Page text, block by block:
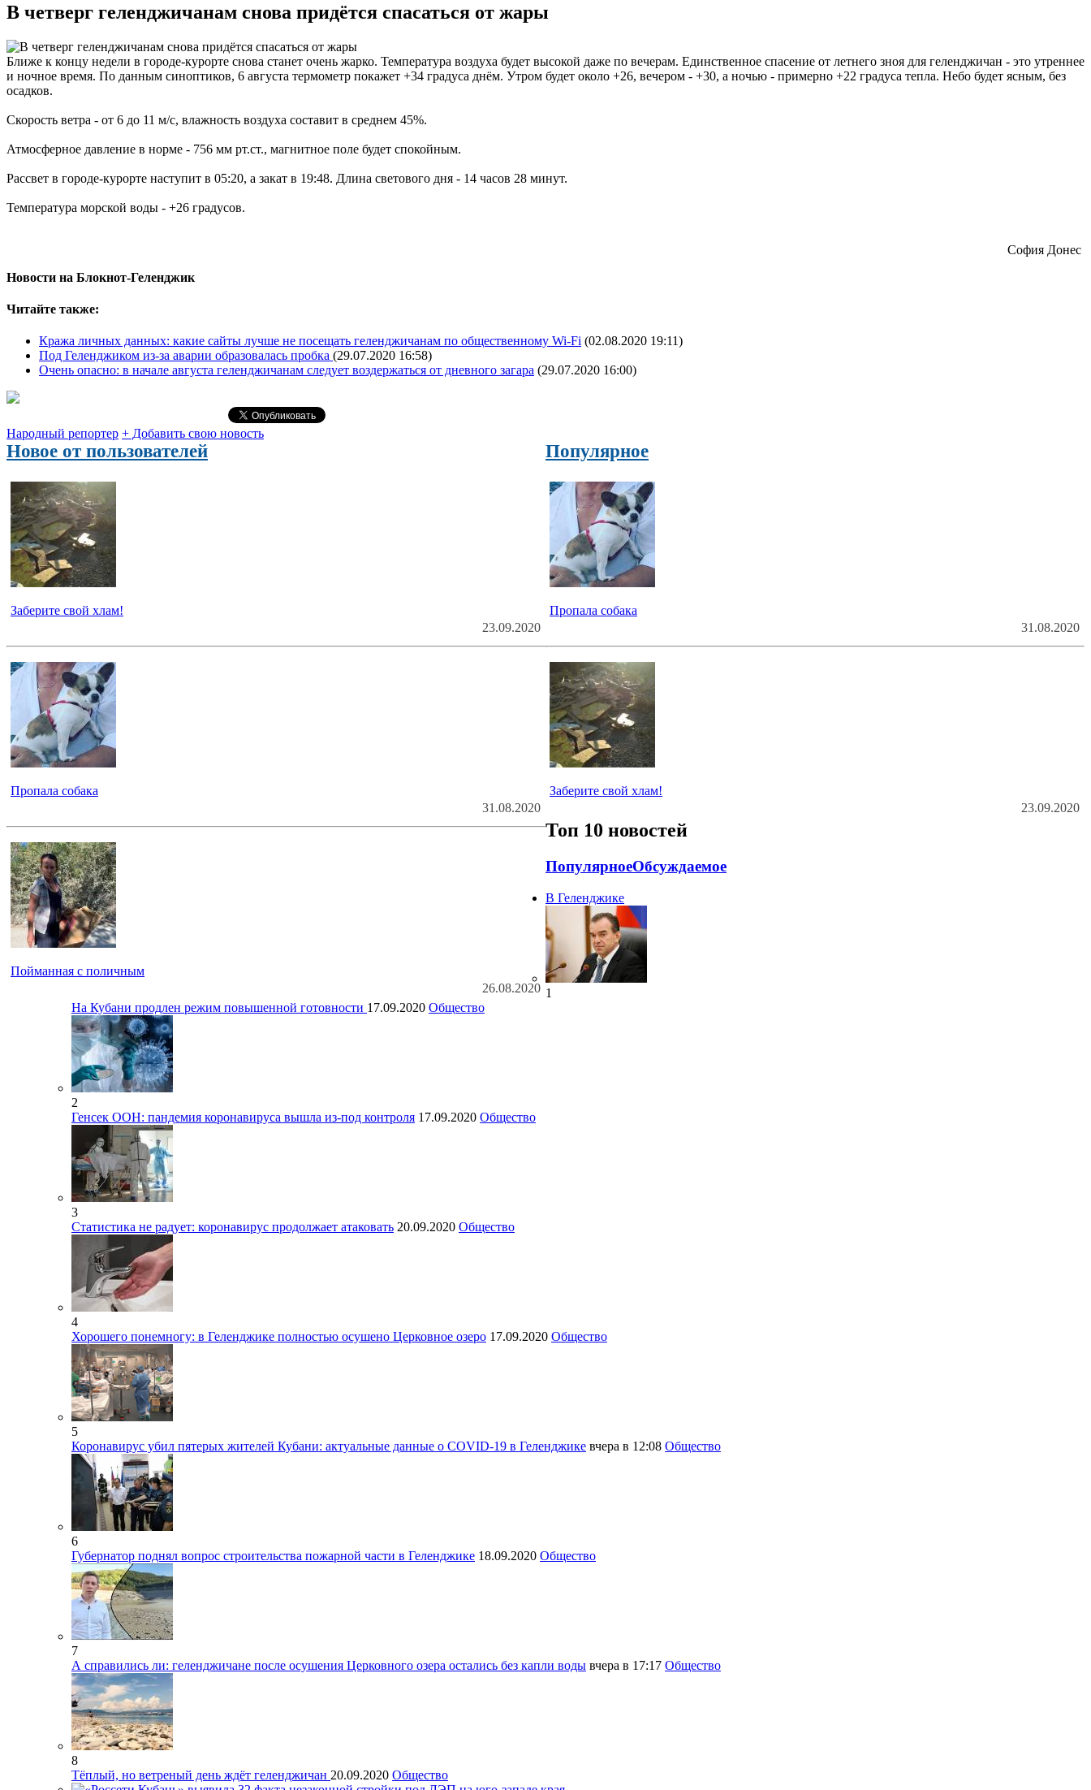
В четверг геленджичанам снова придётся спасаться от жары
Ближе к концу недели в городе-курорте снова станет очень жарко. Температура воздуха будет высокой даже по вечерам. Единственное спасение от летнего зноя для геленджичан - это утреннее
и ночное время. По данным синоптиков, 6 августа термометр покажет +34 градуса днём. Утром будет около +26, вечером - +30, а ночью - примерно +22 градуса тепла. Небо будет ясным, без
осадков.
Скорость ветра - от 6 до 11 м/с, влажность воздуха составит в среднем 45%.
Атмосферное давление в норме - 756 мм рт.ст., магнитное поле будет спокойным.
Рассвет в городе-курорте наступит в 05:20, а закат в 19:48. Длина светового дня - 14 часов 28 минут.
Температура морской воды - +26 градусов.
София Донес
Новости на Блoкнoт-Геленджик
Читайте также:
Кража личных данных: какие сайты лучше не посещать геленджичанам по общественному Wi-Fi (02.08.2020 19:11)
Под Геленджиком из-за аварии образовалась пробка (29.07.2020 16:58)
Очень опасно: в начале августа геленджичанам следует воздержаться от дневного загара (29.07.2020 16:00)
Народный репортер + Добавить свою новость
Новое от пользователей
Заберите свой хлам!
23.09.2020
Пропала собака
31.08.2020
Пойманная с поличным
26.08.2020
Популярное
Пропала собака
31.08.2020
Заберите свой хлам!
23.09.2020
Топ 10 новостей
ПопулярноеОбсуждаемое
В Геленджике
1
На Кубани продлен режим повышенной готовности 17.09.2020 Общество
2
Генсек ООН: пандемия коронавируса вышла из-под контроля 17.09.2020 Общество
3
Статистика не радует: коронавирус продолжает атаковать 20.09.2020 Общество
4
Хорошего понемногу: в Геленджике полностью осушено Церковное озеро 17.09.2020 Общество
5
Коронавирус убил пятерых жителей Кубани: актуальные данные о COVID-19 в Геленджике вчера в 12:08 Общество
6
Губернатор поднял вопрос строительства пожарной части в Геленджике 18.09.2020 Общество
7
А справились ли: геленджичане после осушения Церковного озера остались без капли воды вчера в 17:17 Общество
8
Тёплый, но ветреный день ждёт геленджичан 20.09.2020 Общество